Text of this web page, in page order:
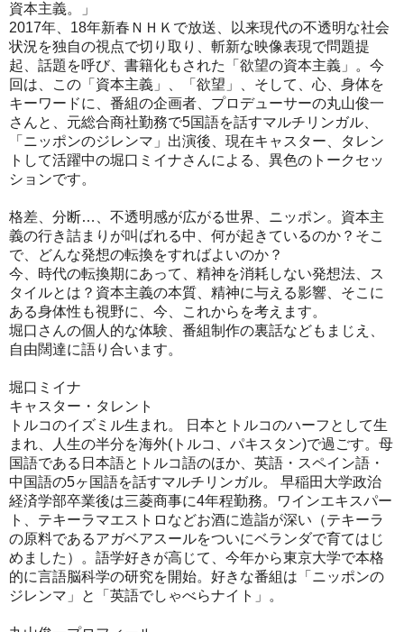
資本主義。」
2017年、18年新春ＮＨＫで放送、以来現代の不透明な社会
状況を独自の視点で切り取り、斬新な映像表現で問題提
起、話題を呼び、書籍化もされた「欲望の資本主義」。今
回は、この「資本主義」、「欲望」、そして、心、身体を
キーワードに、番組の企画者、プロデューサーの丸山俊一
さんと、元総合商社勤務で5国語を話すマルチリンガル、
「ニッポンのジレンマ」出演後、現在キャスター、タレン
トして活躍中の堀口ミイナさんによる、異色のトークセッ
ションです。
格差、分断…、不透明感が広がる世界、ニッポン。資本主
義の行き詰まりが叫ばれる中、何が起きているのか？そこ
で、どんな発想の転換をすればよいのか？
今、時代の転換期にあって、精神を消耗しない発想法、ス
タイルとは？資本主義の本質、精神に与える影響、そこに
ある身体性も視野に、今、これからを考えます。
堀口さんの個人的な体験、番組制作の裏話などもまじえ、
自由闊達に語り合います。
堀口ミイナ
キャスター・タレント
トルコのイズミル生まれ。 日本とトルコのハーフとして生
まれ、人生の半分を海外(トルコ、パキスタン)で過ごす。母
国語である日本語とトルコ語のほか、英語・スペイン語・
中国語の5ヶ国語を話すマルチリンガル。 早稲田大学政治
経済学部卒業後は三菱商事に4年程勤務。ワインエキスパー
ト、テキーラマエストロなどお酒に造詣が深い（テキーラ
の原料であるアガベアスールをついにベランダで育てはじ
めました）。語学好きが高じて、今年から東京大学で本格
的に言語脳科学の研究を開始。好きな番組は「ニッポンの
ジレンマ」と「英語でしゃべらナイト」。